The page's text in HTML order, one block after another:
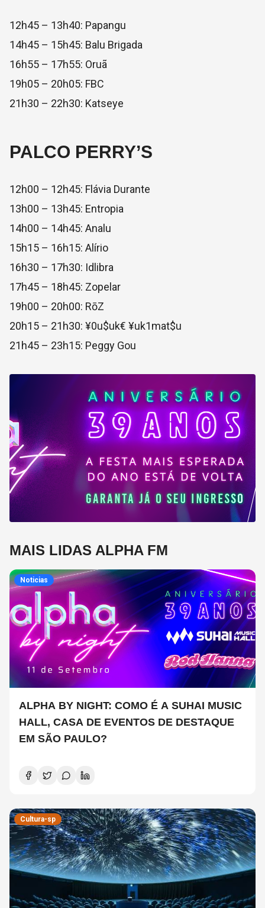
12h45 – 13h40: Papangu
14h45 – 15h45: Balu Brigada
16h55 – 17h55: Oruã
19h05 – 20h05: FBC
21h30 – 22h30: Katseye
PALCO PERRY’S
12h00 – 12h45: Flávia Durante
13h00 – 13h45: Entropia
14h00 – 14h45: Analu
15h15 – 16h15: Alírio
16h30 – 17h30: Idlibra
17h45 – 18h45: Zopelar
19h00 – 20h00: RōZ
20h15 – 21h30: ¥0u$uk€ ¥uk1mat$u
21h45 – 23h15: Peggy Gou
MAIS LIDAS ALPHA FM
Noticias
ALPHA BY NIGHT: COMO É A SUHAI MUSIC
HALL, CASA DE EVENTOS DE DESTAQUE
EM SÃO PAULO?
Cultura-sp